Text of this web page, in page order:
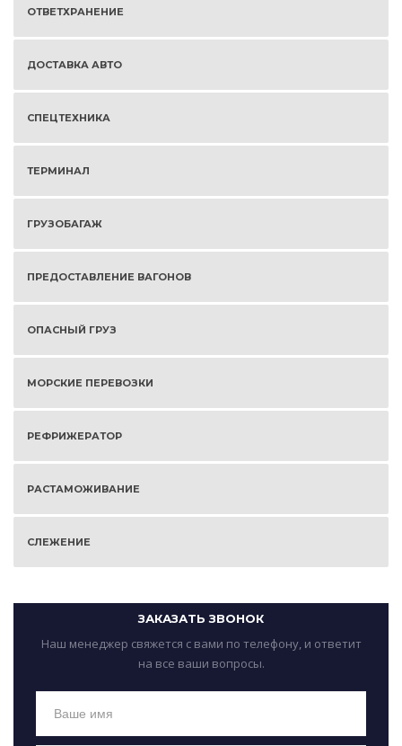
ОТВЕТХРАНЕНИЕ
ДОСТАВКА АВТО
СПЕЦТЕХНИКА
ТЕРМИНАЛ
ГРУЗОБАГАЖ
ПРЕДОСТАВЛЕНИЕ ВАГОНОВ
ОПАСНЫЙ ГРУЗ
МОРСКИЕ ПЕРЕВОЗКИ
РЕФРИЖЕРАТОР
РАСТАМОЖИВАНИЕ
СЛЕЖЕНИЕ
ЗАКАЗАТЬ ЗВОНОК
Наш менеджер свяжется с вами по телефону, и ответит
на все ваши вопросы.